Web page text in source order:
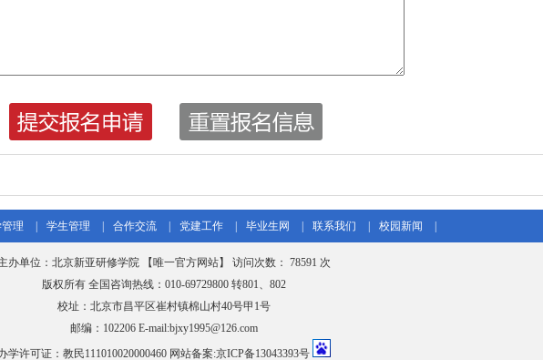
理 学生管理 合作交流 党建工作 毕业生网 联系我们 校园新闻
办单位：北京新亚研修学院 【唯一官方网站】 访问次数： 78591 次
版权所有 全国咨询热线：010-69729800 转801、802
校址：北京市昌平区崔村镇棉山村40号甲1号
邮编：102206 E-mail:bjxy1995@126.com
学许可证：教民111010020000460 网站备案:京ICP备13043393号